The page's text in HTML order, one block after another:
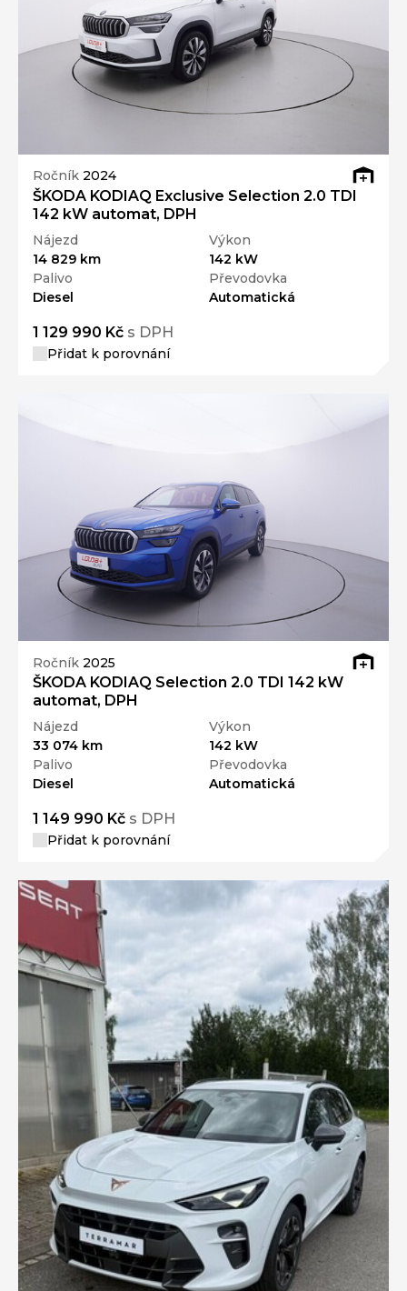
Ročník 2024
ŠKODA KODIAQ Exclusive Selection 2.0 TDI
142 kW automat, DPH
Nájezd
14 829 km
Výkon
142 kW
Palivo
Diesel
Převodovka
Automatická
1 129 990 Kč s DPH
Přidat k porovnání
Ročník 2025
ŠKODA KODIAQ Selection 2.0 TDI 142 kW
automat, DPH
Nájezd
33 074 km
Výkon
142 kW
Palivo
Diesel
Převodovka
Automatická
1 149 990 Kč s DPH
Přidat k porovnání